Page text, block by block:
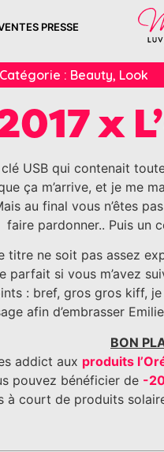
PRESSE
Catégorie : Beauty, Look
x
USB qui contenait
ça m’arrive, et je me
au final vous n’êtes
faire pardonner.. Puis un
titre ne soit pas assez
parfait si vous m’avez
: bref, gros gros kiff, je
afin d’embrasser
BON
addict aux produits
pouvez bénéficier de -
à court de produits